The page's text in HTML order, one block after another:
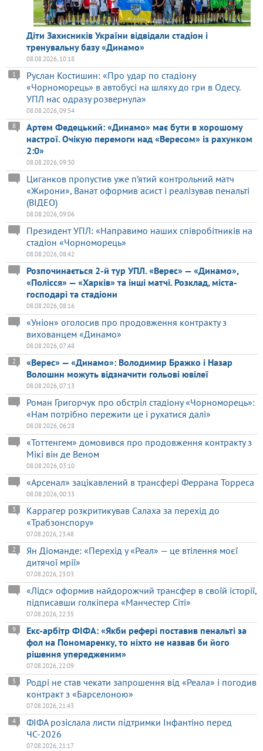
Діти Захисників України відвідали стадіон і
тренувальну базу «Динамо»
08.08.2026, 10:18
Руслан Костишин: «Про удар по стадіону
«Чорноморець» в автобусі на шляху до гри в Одесу.
УПЛ нас одразу розвернула»
1
08.08.2026, 09:54
Артем Федецький: «Динамо» має бути в хорошому
настрої. Очікую перемоги над «Вересом» із рахунком
2:0»
8
08.08.2026, 09:30
Циганков пропустив уже п’ятий контрольний матч
«Жирони», Ванат оформив асист і реалізував пенальті
(ВІДЕО)
08.08.2026, 09:06
Президент УПЛ: «Направимо наших співробітників на
стадіон «Чорноморець»
08.08.2026, 08:42
Розпочинається 2-й тур УПЛ. «Верес» — «Динамо»,
«Полісся» — «Харків» та інші матчі. Розклад, міста-
господарі та стадіони
08.08.2026, 08:16
«Уніон» оголосив про продовження контракту з
вихованцем «Динамо»
08.08.2026, 07:48
«Верес» — «Динамо»: Володимир Бражко і Назар
Волошин можуть відзначити гольові ювілеї
2
08.08.2026, 07:13
Роман Григорчук про обстріл стадіону «Чорноморець»:
«Нам потрібно пережити це і рухатися далі»
08.08.2026, 06:28
«Тоттенгем» домовився про продовження контракту з
Мікі він де Веном
08.08.2026, 03:10
«Арсенал» зацікавлений в трансфері Феррана Торреса
08.08.2026, 00:33
Каррагер розкритикував Салаха за перехід до
«Трабзонспору»
3
07.08.2026, 23:48
Ян Діоманде: «Перехід у «Реал» — це втілення моєї
дитячої мрії»
2
07.08.2026, 23:03
«Лідс» оформив найдорожчий трансфер в своїй історії,
підписавши голкіпера «Манчестер Сіті»
07.08.2026, 22:35
Екс-арбітр ФІФА: «Якби рефері поставив пенальті за
фол на Пономаренку, то ніхто не назвав би його
рішення упередженим»
9
07.08.2026, 22:09
Родрі не став чекати запрошення від «Реала» і погодив
контракт з «Барселоною»
5
07.08.2026, 21:43
ФІФА розіслала листи підтримки Інфантіно перед
ЧС-2026
4
07.08.2026, 21:17